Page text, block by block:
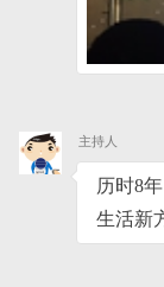
主持人
历时8
生活新